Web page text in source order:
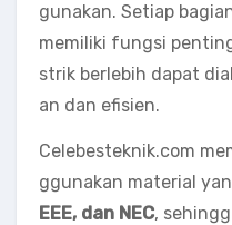
gunakan. Setiap
memiliki fungsi
strik berlebih dapat
an dan efisien.
Celebesteknik.com
ggunakan material
EEE, dan NEC,